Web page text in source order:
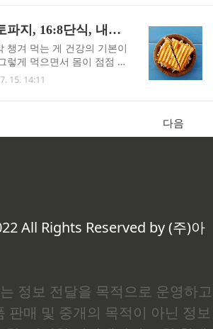
마나 크게 오르락내리락하
, ..
, 직접 겪고 나서야 깨달았
믿으면 생기는 일솔직히
해주는 검진받으면 됐지"라
강검진은 위암·간암·유방
대부터), 폐암(55세 이상
다.실제로 국가건강검진을
간헐적 단식 (오토파지, 16:8단식, 내장지방)
챙겨 먹는 게 건강의 기본이
렇게 먹으면서 몸이 점점 더
야 할까요. 저도 딱 그 상황
역류성 식도염까지 달고
꼈습니다. 단순히 살을 빼는
포 수준에서 무슨 일이 벌어
의 이야기가 나오더군요.
지되면 오히려 세포가 스
전환된다는 겁니다.이 메
오토파지)이라고
15. 14:11
다음
All Rights Reserved by (주)아
정보 전달을 목적으로 운영하고
판매 및 중개의 목적이 아닌 정보